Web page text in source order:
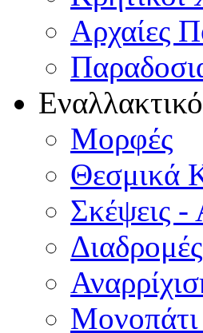
Αρχαίες
Μορφές
Θεσμικά
Σκέψεις -